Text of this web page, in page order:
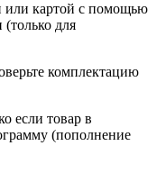
или картой с помощью
для
комплектацию
если товар в
(пополнение